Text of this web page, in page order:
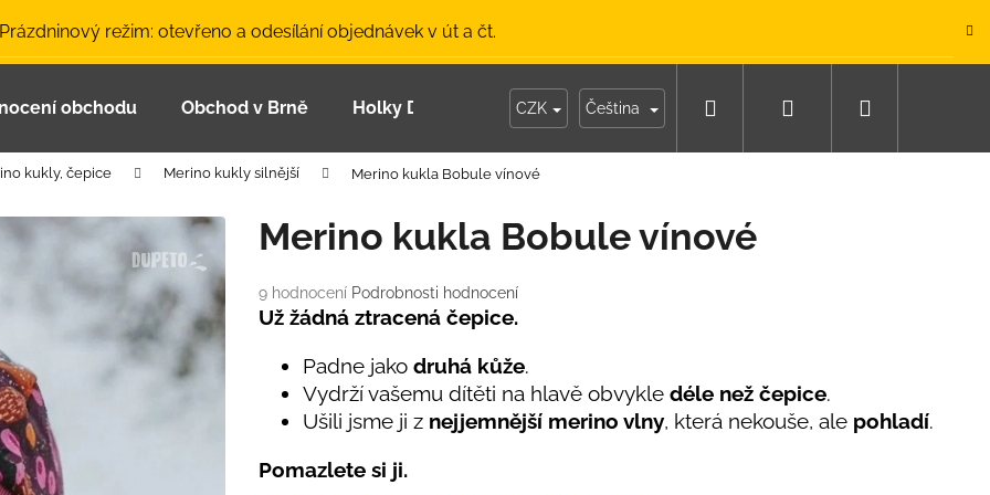
režim: otevřeno a odesílání objednávek v út a čt.
obchodu Obchod v Brně Holky Dupeťačky Moje objednávka
CZK Čeština Hledat Přihlášení
kukly, čepice Merino kukly silnější Merino kukla Bobule vínové
Průměrné
hodnocení
9 hodnocení Podrobnosti hodnocení
Merino kukla Bobule vínové
Už žádná ztracená čepice.
Padne jako druhá kůže.
Vydrží vašemu dítěti na hlavě obvykle déle než čepice.
Ušili jsme ji z nejjemnější merino vlny, která nekouše, ale pohladí.
Pomazlete si ji.
Co potřebujete najít?
Doporučujeme
ČEPICE UV 30 SVĚTLE MODRÁ
BAMBUSOVÉ TRIKO NÁMOŘNICKÉ